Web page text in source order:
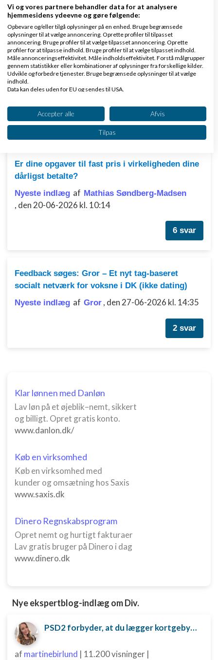
0 svar
Din reelle timepris er lavere end du tror, og det
opdager de færreste
Nyeste indlæg
3 svar
Er dine opgaver til fast pris i virkeligheden dine
dårligst betalte?
Nyeste indlæg af Mathias Søndberg-Madsen
, den 20-06-2026 kl. 10:14
6 svar
Feedback søges: Gror – Et nyt tag-baseret
socialt netværk for voksne i DK (ikke dating)
Nyeste indlæg af Gror , den 27-06-2026 kl. 14:35
2 svar
Klar lønnen med Danløn
Lav løn på et øjeblik–nemt, sikkert
og billigt. Opret gratis konto.
www.danlon.dk/
Køb en virksomhed
Køb en virksomhed med
kunder og omsætning hos Saxis
www.saxis.dk
Dinero Regnskabsprogram
Opret nemt og hurtigt fakturaer
Lav gratis bruger på Dinero i dag
www.dinero.dk
Nye ekspertblog-indlæg om Div.
PSD2 forbyder, at du lægger kortgebyret ud til dine kunder fra 1. januar 2018
af martinebirlund | 11.200 visninger |
Vi og vores partnere behandler data for at analysere
hjemmesidens ydeevne og gøre følgende:
Opbevare og/eller tilgå oplysninger på en enhed. Bruge begrænsede
oplysninger til at vælge annoncering. Oprette profiler til tilpasset
annoncering. Bruge profiler til at vælge tilpasset annoncering. Oprette
profiler for at tilpasse indhold. Bruge profiler til at vælge tilpasset indhold.
Måle annonceringseffektivitet. Måle indholdseffektivitet. Forstå målgrupper
gennem statistikker eller kombinationer af oplysninger fra forskellige kilder.
Udvikle og forbedre tjenester. Bruge begrænsede oplysninger til at vælge
indhold.
Data kan deles uden for EU og sendes til USA.
Se partnerliste (2 IAB-leverandører)
Vi bruger dine data til følgende formål:
IAB's behandlingsformål:
enhed
Bruge begrænsede oplysninger til at vælge
annoncering
Oprette profiler til tilpasset annoncering
Bruge profiler til at vælge tilpasset indhold
Måle annonceringseffektivitet
Bruge begrænsede oplysninger til at vælge
indhold
IAB Special Features:
Bruge præcise geografiske
Identificere enheder baseret på aktivt
anmodede oplysninger
Ikke-IAB-behandlingsformål:
Ydeevne
Funktionel
Annoncering / marketing
Accepter alle Afvis
Tilpas